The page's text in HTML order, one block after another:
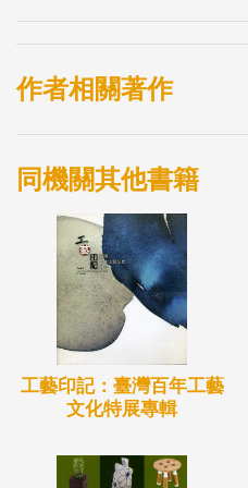
作者相關著作
同機關其他書籍
工藝印記：臺灣百年工藝
文化特展專輯